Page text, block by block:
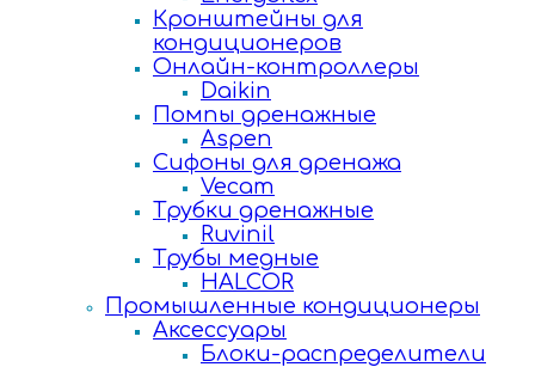
Кронштейны для
кондиционеров
Онлайн-контроллеры
Daikin
Помпы дренажные
Aspen
Сифоны для дренажа
Vecam
Трубки дренажные
Ruvinil
Трубы медные
HALCOR
Промышленные кондиционеры
Аксессуары
Блоки-распределители